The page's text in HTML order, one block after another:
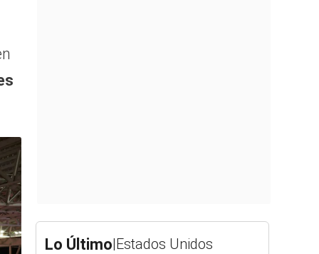
Lo Último|Estados Unidos